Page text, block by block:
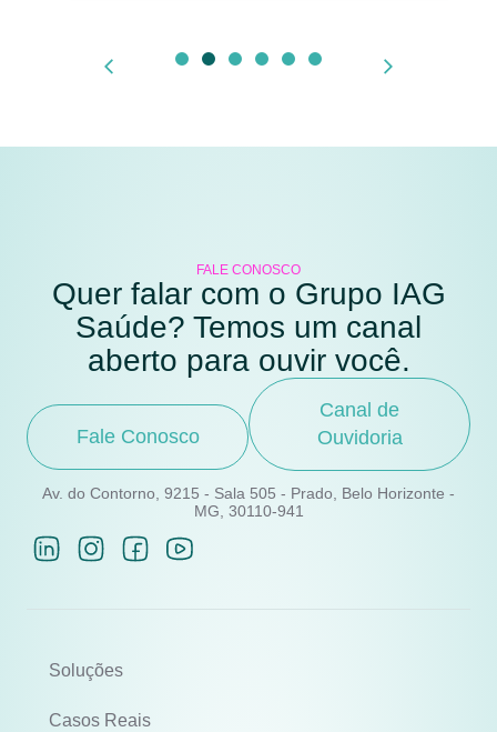
FALE CONOSCO
Quer falar com o Grupo IAG
Saúde? Temos um canal
aberto para ouvir você.
Fale Conosco
Canal de
Ouvidoria
Av. do Contorno, 9215 - Sala 505 - Prado, Belo Horizonte -
MG, 30110-941
Soluções
Casos Reais